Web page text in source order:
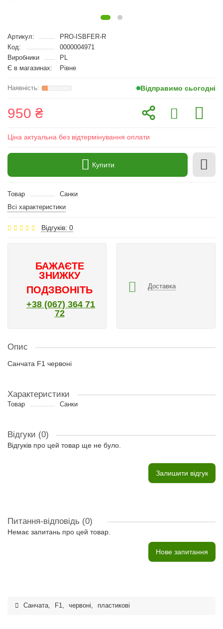
Артикул:
PRO-ISBFER-R
Код:
0000004971
Виробники
PL
Є в магазинах:
Рівне
Відправимо сьогодні
950 ₴
Ціна актуальна без відтермінування оплати
Купити
Товар
Санки
Всі характеристики
Відгуків: 0
БАЖАЄТЕ
ЗНИЖКУ
ПОДЗВОНІТЬ
+38 (067) 364 71
72
Доставка
Опис
Санчата F1 червоні
Характеристики
Товар Санки
Відгуки (0)
Відгуків про цей товар ще не було.
Залишити відгук
Питання-відповідь (0)
Немає запитань про цей товар.
Нове запитання
Санчата, F1, червоні, пластикові